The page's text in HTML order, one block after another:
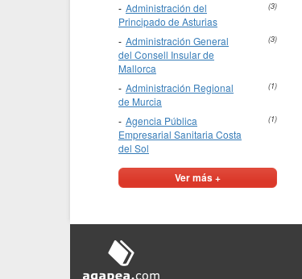
Administración del
Principado de Asturias
(3)
Administración General
del Consell Insular de
Mallorca
(3)
Administración Regional
de Murcia
(1)
Agencia Pública
Empresarial Sanitaria Costa
del Sol
(1)
Ver más +